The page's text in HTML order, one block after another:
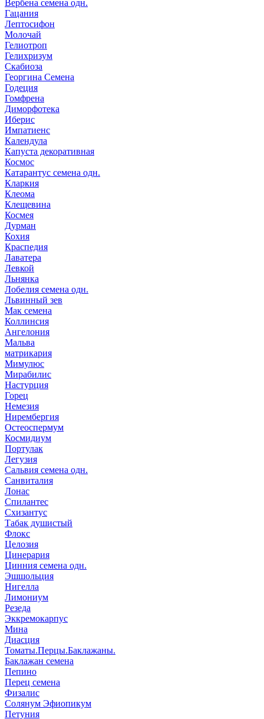
Вербена семена одн.
Гацания
Лептосифон
Молочай
Гелиотроп
Гелихризум
Скабиоза
Георгина Семена
Годеция
Гомфрена
Диморфотека
Иберис
Импатиенс
Календула
Капуста декоративная
Космос
Катарантус семена одн.
Кларкия
Клеома
Клещевина
Космея
Дурман
Кохия
Краспедия
Лаватера
Левкой
Льнянка
Лобелия семена одн.
Львинный зев
Мак семена
Коллинсия
Ангелония
Мальва
матрикария
Мимулюс
Мирабилис
Настурция
Горец
Немезия
Нирембергия
Остеоспермум
Космидиум
Портулак
Легузия
Сальвия семена одн.
Санвиталия
Лонас
Спилантес
Схизантус
Табак душистый
Флокс
Целозия
Цинерария
Цинния семена одн.
Эшшольция
Нигелла
Лимониум
Резеда
Эккремокарпус
Мина
Диасция
Томаты.Перцы.Баклажаны.
Баклажан семена
Пепино
Перец семена
Физалис
Солянум Эфиопикум
Петуния